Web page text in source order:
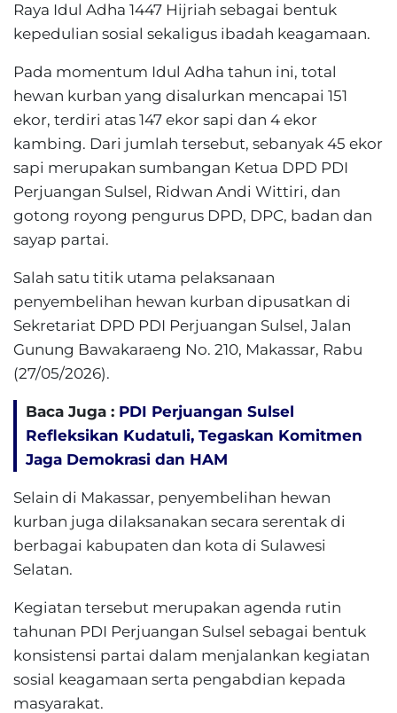
Raya Idul Adha 1447 Hijriah sebagai bentuk
kepedulian sosial sekaligus ibadah keagamaan.
Pada momentum Idul Adha tahun ini, total
hewan kurban yang disalurkan mencapai 151
ekor, terdiri atas 147 ekor sapi dan 4 ekor
kambing. Dari jumlah tersebut, sebanyak 45 ekor
sapi merupakan sumbangan Ketua DPD PDI
Perjuangan Sulsel, Ridwan Andi Wittiri, dan
gotong royong pengurus DPD, DPC, badan dan
sayap partai.
Salah satu titik utama pelaksanaan
penyembelihan hewan kurban dipusatkan di
Sekretariat DPD PDI Perjuangan Sulsel, Jalan
Gunung Bawakaraeng No. 210, Makassar, Rabu
(27/05/2026).
Baca Juga : PDI Perjuangan Sulsel
Refleksikan Kudatuli, Tegaskan Komitmen
Jaga Demokrasi dan HAM
Selain di Makassar, penyembelihan hewan
kurban juga dilaksanakan secara serentak di
berbagai kabupaten dan kota di Sulawesi
Selatan.
Kegiatan tersebut merupakan agenda rutin
tahunan PDI Perjuangan Sulsel sebagai bentuk
konsistensi partai dalam menjalankan kegiatan
sosial keagamaan serta pengabdian kepada
masyarakat.